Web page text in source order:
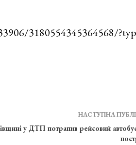
3180554345364568/
НАСТУПНА
у ДТП потрапив рейсовий